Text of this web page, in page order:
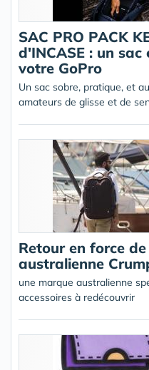
SAC PRO PACK
d'INCASE : un
votre GoPro
Un sac sobre, pratique, et
amateurs de glisse et de
Retour en force
australienne
une marque australienne
accessoires à redécouvrir